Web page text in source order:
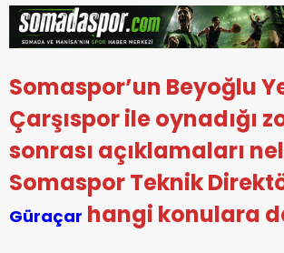
Somaspor’un Beyoğlu
Çarşıspor ile oynadığı
sonrası açıklamaları
Somaspor Teknik
Güraçar hangi konulara